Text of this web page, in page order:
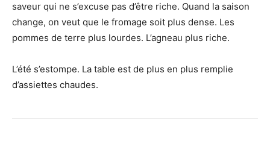
saveur qui ne s’excuse pas d’être riche. Quand la saison
change, on veut que le fromage soit plus dense. Les
pommes de terre plus lourdes. L’agneau plus riche.
L’été s’estompe. La table est de plus en plus remplie
d’assiettes chaudes.